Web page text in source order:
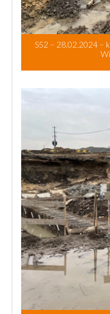
S52 – 28.02.2024 –